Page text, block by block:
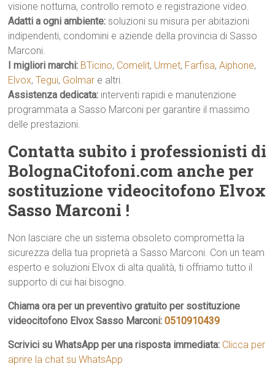
visione notturna, controllo remoto e registrazione video.
Adatti a ogni ambiente: soluzioni su misura per abitazioni
indipendenti, condomini e aziende della provincia di Sasso
Marconi.
I migliori marchi: BTicino, Comelit, Urmet, Farfisa,Aiphone,
Elvox,Tegui, Golmar e altri.
Assistenza dedicata: interventi rapidi e manutenzione
programmata a Sasso Marconi per garantire il massimo
delle prestazioni.
Contatta subito i professionisti di
BolognaCitofoni.com anche per
sostituzione videocitofono Elvox
Sasso Marconi !
Non lasciare che un sistema obsoleto comprometta la
sicurezza della tua proprietà a Sasso Marconi. Con un team
esperto e soluzioni Elvox di alta qualità, ti offriamo tutto il
supporto di cui hai bisogno.
Chiama ora per un preventivo gratuito per sostituzione
videocitofono Elvox Sasso Marconi:0510910439
Scrivici su WhatsApp per una risposta immediata: Clicca per
aprire la chat su WhatsApp